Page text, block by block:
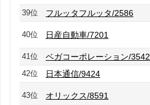
39位 フルッタフルッタ/2586
40位 日産自動車/7201
41位
ベガコーポレーション/3542
42位
日本通信/9424
43位 オリックス/8591